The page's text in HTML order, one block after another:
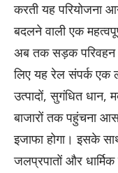
करती यह परियोजना
बदलने वाली एक
अब तक सड़क परिवहन
लिए यह रेल संपर्क एक
उत्पादों, सुगंधित धान,
बाजारों तक पहुंचना
इजाफा होगा। इसके
जलप्रपातों और